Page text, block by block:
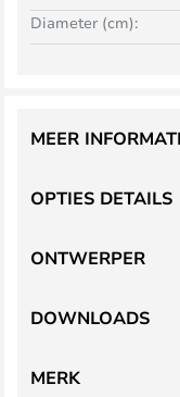
Diameter (cm):
OPTIES DETAILS
MEER
ONTWERPER
DOWNLOADS
MERK